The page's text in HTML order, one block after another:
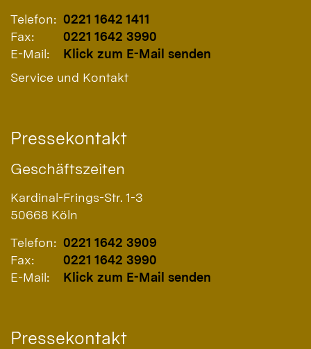
Telefon: 0221 1642 1411
Fax:
0221 1642 3990
E-Mail:
Klick zum E-Mail senden
Service und Kontakt
Pressekontakt
Geschäftszeiten
Kardinal-Frings-Str. 1-3
50668 Köln
Telefon: 0221 1642 3909
Fax:
0221 1642 3990
E-Mail:
Klick zum E-Mail senden
Pressekontakt